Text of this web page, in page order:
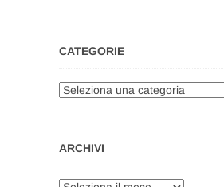
CATEGORIE
Categorie
ARCHIVI